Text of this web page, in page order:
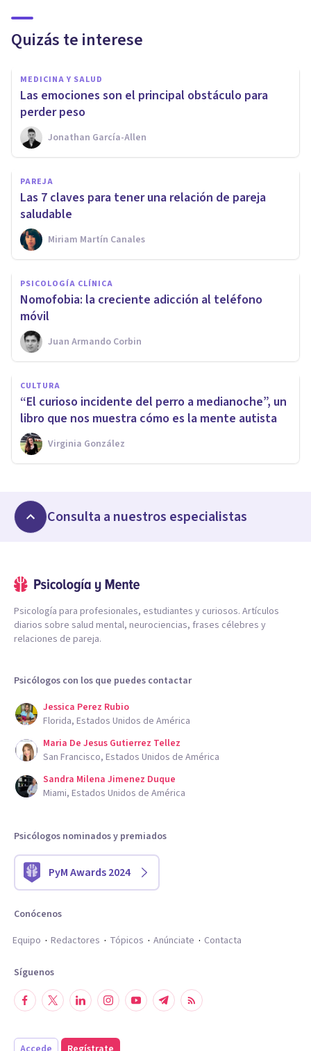
Quizás te interese
MEDICINA Y SALUD
​Las emociones son el principal obstáculo para
perder peso
Jonathan García-Allen
PAREJA
Las 7 claves para tener una relación de pareja
saludable
Miriam Martín Canales
PSICOLOGÍA CLÍNICA
​Nomofobia: la creciente adicción al teléfono
móvil
Juan Armando Corbin
CULTURA
“El curioso incidente del perro a medianoche”, un
libro que nos muestra cómo es la mente autista
Virginia González
Consulta a nuestros especialistas
Psicología para profesionales, estudiantes y curiosos. Artículos
diarios sobre salud mental, neurociencias, frases célebres y
relaciones de pareja.
Psicólogos con los que puedes contactar
Jessica Perez Rubio
Florida, Estados Unidos de América
Maria De Jesus Gutierrez Tellez
San Francisco, Estados Unidos de América
Sandra Milena Jimenez Duque
Miami, Estados Unidos de América
Psicólogos nominados y premiados
PyM Awards 2024
Conócenos
Equipo
Redactores Tópicos Anúnciate Contacta
Síguenos